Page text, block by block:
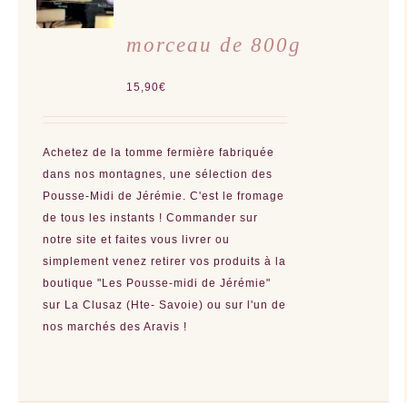
DÉTAILS
morceau de 800g
15,90€
Achetez de la tomme fermière fabriquée
dans nos montagnes, une sélection des
Pousse-Midi de Jérémie. C'est le fromage
de tous les instants ! Commander sur
notre site et faites vous livrer ou
simplement venez retirer vos produits à la
boutique "Les Pousse-midi de Jérémie"
sur La Clusaz (Hte- Savoie) ou sur l'un de
nos marchés des Aravis !